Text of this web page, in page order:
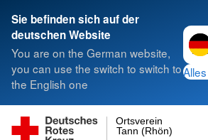
Sie befinden sich auf der
deutschen Website
You are on the German website,
you can use the switch to switch to
the English one
Tann (Rhön)
Ortsverein